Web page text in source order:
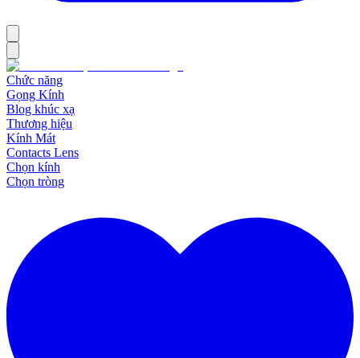
Chức năng
Gọng Kính
Blog khúc xạ
Thương hiệu
Kính Mát
Contacts Lens
Chọn kính
Chọn tròng